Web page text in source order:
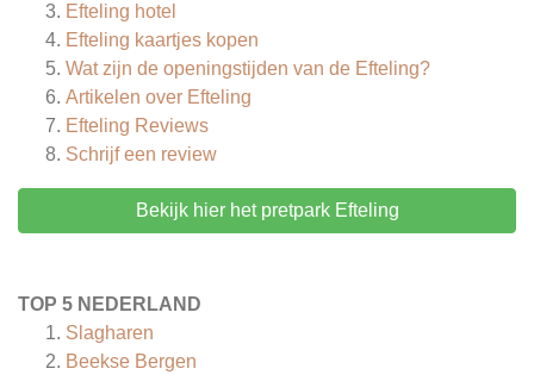
Efteling hotel
Efteling kaartjes kopen
Wat zijn de openingstijden van de Efteling?
Artikelen over Efteling
Efteling Reviews
Schrijf een review
Bekijk hier het pretpark Efteling
TOP 5 NEDERLAND
Slagharen
Beekse Bergen